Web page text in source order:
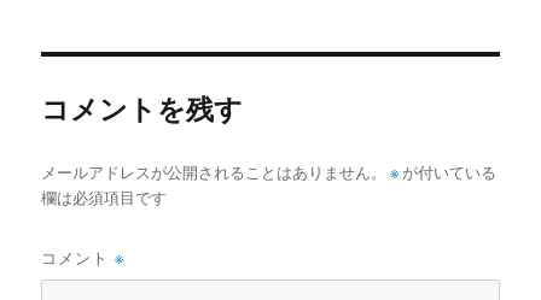
コメントを残す
メールアドレスが公開されることはありません。 ※ が付いている
欄は必須項目です
コメント※